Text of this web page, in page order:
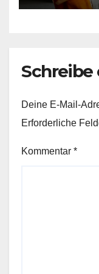
Deine E-Mail-
Erforderliche
Kommentar *